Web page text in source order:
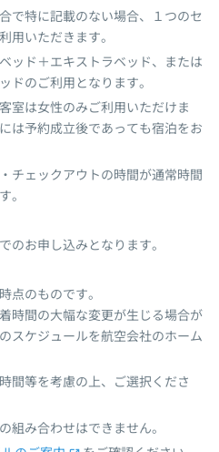
で特に記載のない場合、１つのセ
用いただきます。
ッド＋エキストラベッド、または
ドのご利用となります。
室は女性のみご利用いただけま
は予約成立後であっても宿泊をお
チェックアウトの時間が通常時間
。
のお申し込みとなります。
点のものです。
時間の大幅な変更が生じる場合が
スケジュールを航空会社のホーム
間等を考慮の上、ご選択くださ
組み合わせはできません。